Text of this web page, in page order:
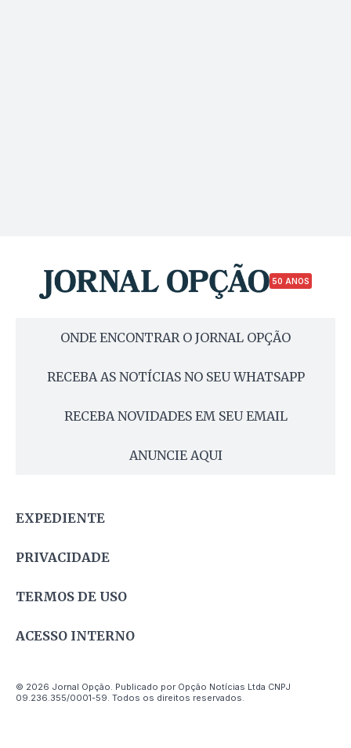
50 ANOS
ONDE ENCONTRAR O JORNAL OPÇÃO
RECEBA AS NOTÍCIAS NO SEU WHATSAPP
RECEBA NOVIDADES EM SEU EMAIL
ANUNCIE AQUI
EXPEDIENTE
PRIVACIDADE
TERMOS DE USO
ACESSO INTERNO
© 2026 Jornal Opção. Publicado por Opção Notícias Ltda CNPJ
09.236.355/0001-59. Todos os direitos reservados.